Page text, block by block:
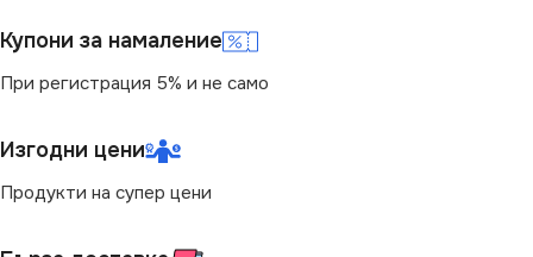
Купони за намаление
При регистрация 5% и не само
Изгодни цени
Продукти на супер цени